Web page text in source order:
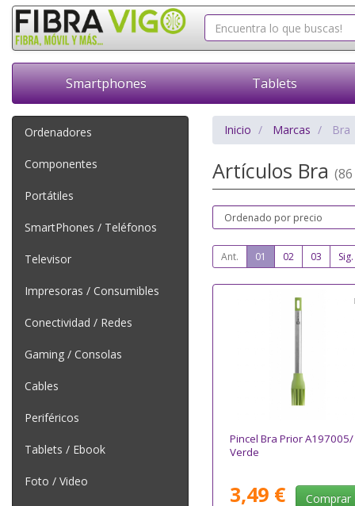
Smartphones Tablets
Ordenadores
Componentes
Portátiles
SmartPhones / Teléfonos
Televisor
Impresoras / Consumibles
Conectividad / Redes
Gaming / Consolas
Cables
Periféricos
Tablets / Ebook
Foto / Video
Inicio Marcas Bra
Artículos Bra
Ant. 01 02 03 Sig.
Pincel Bra Prior A197005/
Verde
3,49 € Comprar